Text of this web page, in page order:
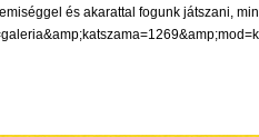
és akarattal fogunk játszani,